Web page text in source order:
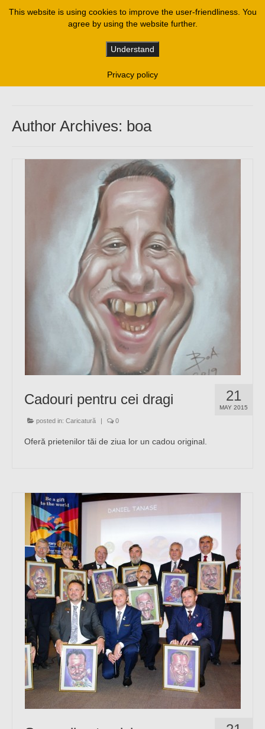
Author Archives: boa
21
MAY 2015
Cadouri pentru cei dragi
posted in: Caricatură | 0
Oferă prietenilor tăi de ziua lor un cadou original.
This website is using cookies to improve the user-friendliness. You
agree by using the website further.
Understand
Privacy policy